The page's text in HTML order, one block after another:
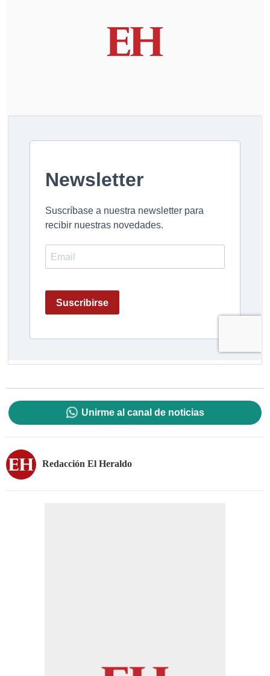
Unirme al canal de noticias
Redacción El Heraldo